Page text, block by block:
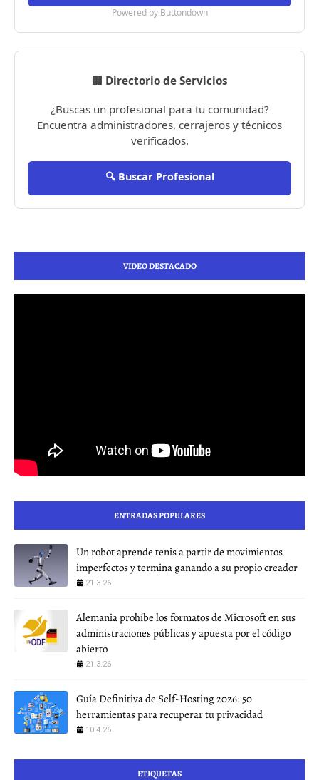
Powered by Buttondown
🏢 Directorio de Servicios
¿Buscas un profesional para tu comunidad?
Encuentra administradores, cerrajeros y técnicos
verificados.
🔍 Buscar Profesional
VIDEO DESTACADO
ENTRADAS POPULARES
Un robot aprende tenis a partir de movimientos
imperfectos y termina ganando a su propio creador
21.3.26
Alemania prohíbe los formatos de Microsoft en sus
administraciones públicas y apuesta por el código
abierto
21.3.26
Guía Definitiva de Self-Hosting 2026: 50
herramientas para recuperar tu privacidad
10.4.26
ETIQUETAS